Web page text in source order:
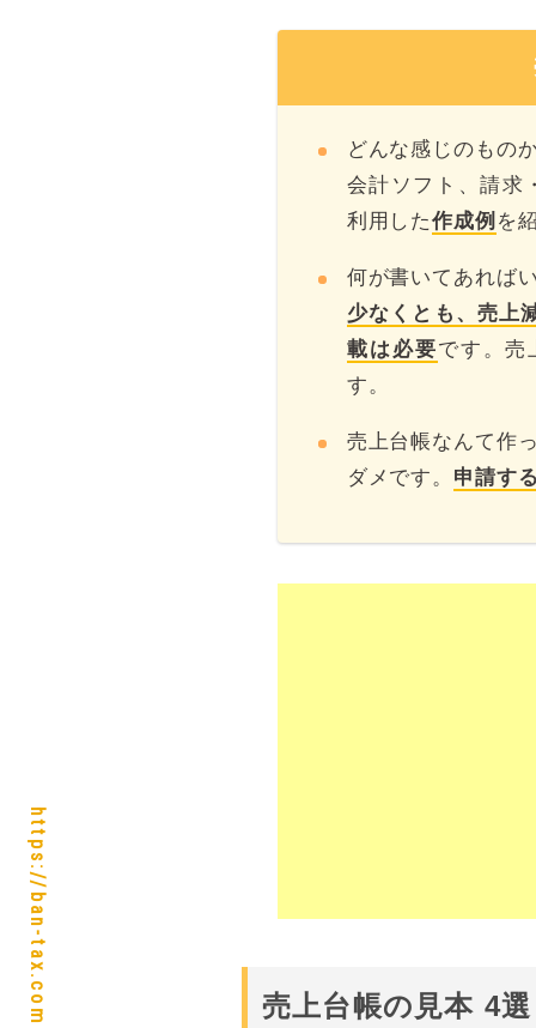
どんな感じのもの
会計ソフト、請求
利用した作成例 を
何が書いてあれば
少なくとも、売上
載は必要です。売
す。
売上台帳なんて作
ダメです。 申請す
売上台帳の見本 4選
https://ban-tax.com